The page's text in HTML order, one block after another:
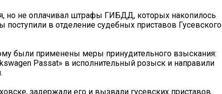
но не оплачивал штрафы ГИБДД, которых накопилось
в отделение судебных приставов Гусевского
были применены меры принудительного взыскания:
Passat» в исполнительный розыск и направили
задержали его и вызвали гусевских приставов.